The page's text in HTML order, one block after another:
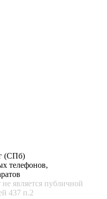
(СПб)
телефонов,
является публичной
437 п.2